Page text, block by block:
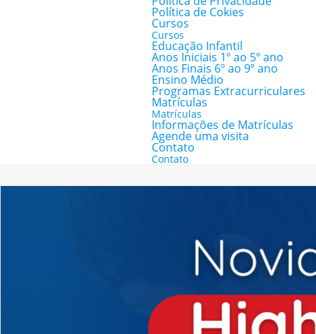
Política de Cokies
Cursos
Cursos
Educação Infantil
Anos Iniciais 1º ao 5º ano
Anos Finais 6º ao 9º ano
Ensino Médio
Programas Extracurriculares
Matrículas
Matrículas
Informações de Matrículas
Agende uma visita
Contato
Contato